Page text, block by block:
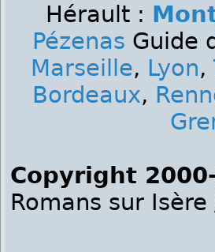
Hérault :
Pézenas Guide
Marseille, Lyon,
Bordeaux,
Copyright
Romans sur